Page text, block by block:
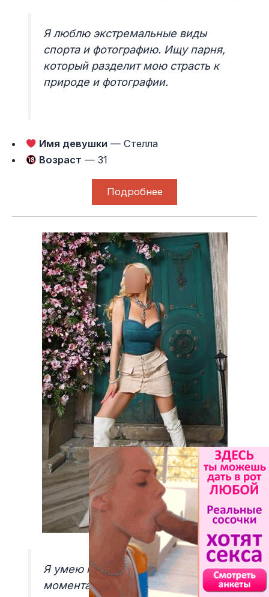
Я люблю экстремальные виды
спорта и фотографию. Ищу парня,
который разделит мою страсть к
природе и фотографии.
Имя девушки — Стелла
Возраст — 31
Подробнее
Я умею наслаждаться простыми
моментами жизни, как слушать